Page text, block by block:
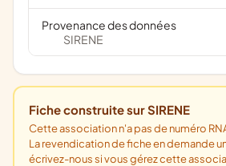
Provenance des données
SIRENE
Fiche construite sur SIRENE
Cette association n'a pas de numéro RNA dans nos données.
La revendication de fiche en demande
écrivez-nous si vous gérez cette